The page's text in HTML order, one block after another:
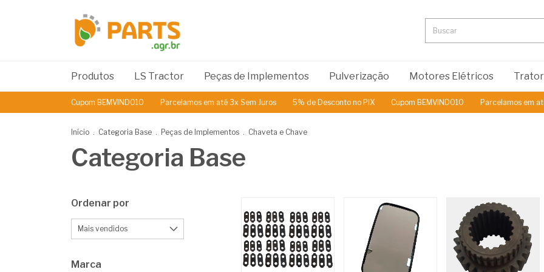
Produtos LS Tractor Peças de Implementos Pulverização Motores Elétricos
Cupom BEMVINDO10 Parcelamos em até 3x Sem Juros 5% de Desconto no PIX Cupom BEMVINDO10 Parcelamos em até 3x Sem
Início . Categoria Base . Peças de Implementos . Chaveta e Chave
Categoria Base
Ordenar por
Marca